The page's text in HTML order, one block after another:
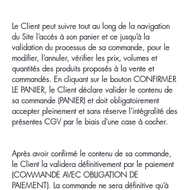
Le Client peut suivre tout au long de la navigation
du Site l’accès à son panier et ce jusqu’à la
validation du processus de sa commande, pour le
modifier, l’annuler, vérifier les prix, volumes et
quantités des produits proposés à la vente et
commandés. En cliquant sur le bouton CONFIRMER
LE PANIER, le Client déclare valider le contenu de
sa commande (PANIER) et doit obligatoirement
accepter pleinement et sans réserve l’intégralité des
présentes CGV par le biais d’une case à cocher.
Après avoir confirmé le contenu de sa commande,
le Client la validera définitivement par le paiement
(COMMANDE AVEC OBLIGATION DE
PAIEMENT). La commande ne sera définitive qu’à